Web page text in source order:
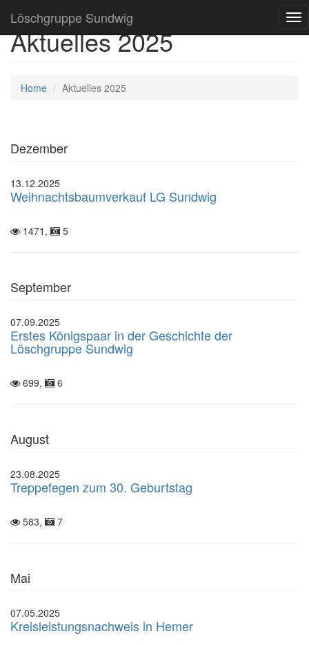
Löschgruppe Sundwig
Aktuelles 2025
Home Aktuelles 2025
Dezember
13.12.2025
Weihnachtsbaumverkauf LG Sundwig
1471, 5
September
07.09.2025
Erstes Königspaar in der Geschichte der
Löschgruppe Sundwig
699, 6
August
23.08.2025
Treppefegen zum 30. Geburtstag
583, 7
Mai
07.05.2025
Kreisleistungsnachweis in Hemer